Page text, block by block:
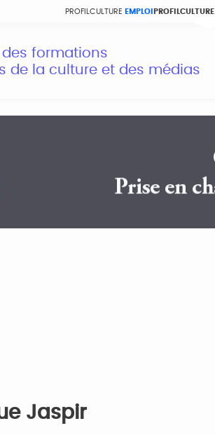
PROFILCULTURE EMPLOI PROFILCULTURE
formations
de la culture et des médias
Jaspir